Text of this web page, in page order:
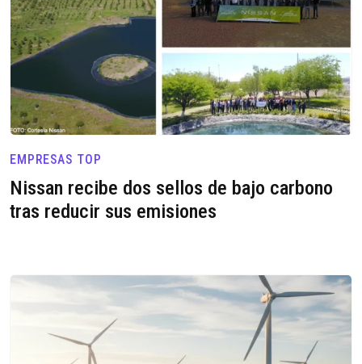
EMPRESAS TOP
Nissan recibe dos sellos de bajo carbono
tras reducir sus emisiones